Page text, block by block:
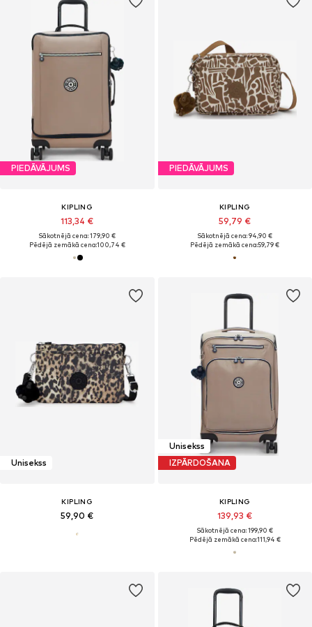
PIEDĀVĀJUMS
KIPLING
113,34 €
Sākotnējā cena: 179,90 €
Pēdējā zemākā cena:100,74 €
PIEDĀVĀJUMS
KIPLING
59,79 €
Sākotnējā cena: 94,90 €
Pēdējā zemākā cena:59,79 €
Unisekss
KIPLING
59,90 €
Unisekss
IZPĀRDOŠANA
KIPLING
139,93 €
Sākotnējā cena: 199,90 €
Pēdējā zemākā cena:111,94 €